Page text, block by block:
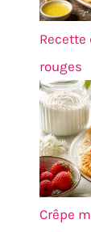
rouges
Crêpe